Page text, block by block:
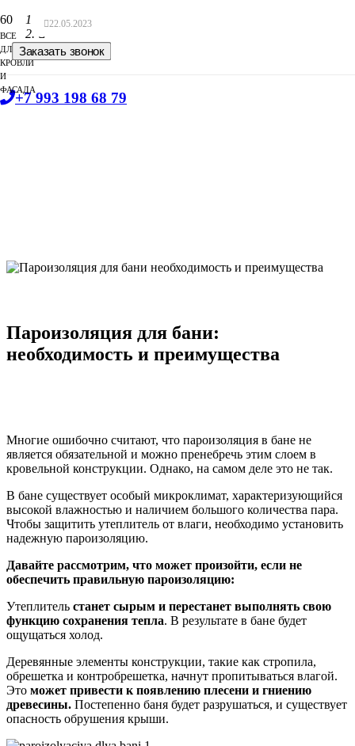
ВСЕ
ДЛЯ
КРОВЛИ
И
ФАСАДА
Заказать звонок
+7 993 198 68 79
Главная
Блог
22.05.2023
Пароизоляция для бани:
необходимость и преимущества
Многие ошибочно считают, что пароизоляция в бане не
является обязательной и можно пренебречь этим слоем в
кровельной конструкции. Однако, на самом деле это не так.
В бане существует особый микроклимат, характеризующийся
высокой влажностью и наличием большого количества пара.
Чтобы защитить утеплитель от влаги, необходимо установить
надежную пароизоляцию.
Давайте рассмотрим, что может произойти, если не
обеспечить правильную пароизоляцию:
Утеплитель станет сырым и перестанет выполнять свою
функцию сохранения тепла. В результате в бане будет
ощущаться холод.
Деревянные элементы конструкции, такие как стропила,
обрешетка и контробрешетка, начнут пропитываться влагой.
Это может привести к появлению плесени и гниению
древесины. Постепенно баня будет разрушаться, и существует
опасность обрушения крыши.